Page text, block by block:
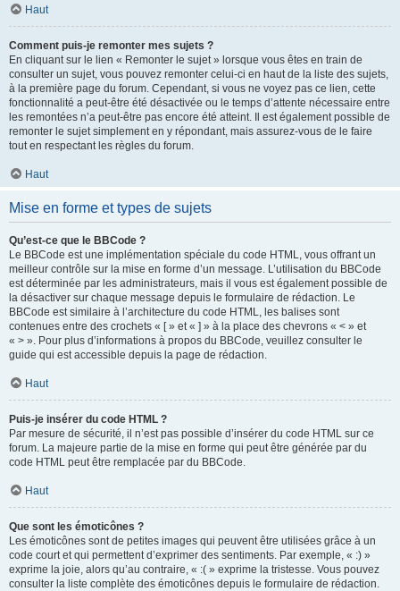
Haut
Comment puis-je remonter mes sujets ?
En cliquant sur le lien « Remonter le sujet » lorsque vous êtes en train de
consulter un sujet, vous pouvez remonter celui-ci en haut de la liste des sujets,
à la première page du forum. Cependant, si vous ne voyez pas ce lien, cette
fonctionnalité a peut-être été désactivée ou le temps d’attente nécessaire entre
les remontées n’a peut-être pas encore été atteint. Il est également possible de
remonter le sujet simplement en y répondant, mais assurez-vous de le faire
tout en respectant les règles du forum.
Haut
Mise en forme et types de sujets
Qu’est-ce que le BBCode ?
Le BBCode est une implémentation spéciale du code HTML, vous offrant un
meilleur contrôle sur la mise en forme d’un message. L’utilisation du BBCode
est déterminée par les administrateurs, mais il vous est également possible de
la désactiver sur chaque message depuis le formulaire de rédaction. Le
BBCode est similaire à l’architecture du code HTML, les balises sont
contenues entre des crochets « [ » et « ] » à la place des chevrons « < » et
« > ». Pour plus d’informations à propos du BBCode, veuillez consulter le
guide qui est accessible depuis la page de rédaction.
Haut
Puis-je insérer du code HTML ?
Par mesure de sécurité, il n’est pas possible d’insérer du code HTML sur ce
forum. La majeure partie de la mise en forme qui peut être générée par du
code HTML peut être remplacée par du BBCode.
Haut
Que sont les émoticônes ?
Les émoticônes sont de petites images qui peuvent être utilisées grâce à un
code court et qui permettent d’exprimer des sentiments. Par exemple, « :) »
exprime la joie, alors qu’au contraire, « :( » exprime la tristesse. Vous pouvez
consulter la liste complète des émoticônes depuis le formulaire de rédaction.